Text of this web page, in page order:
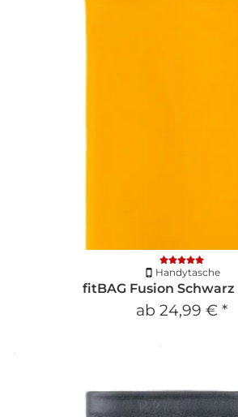
Handytasche
fitBAG Fusion Schwarz
ab 24,99 € *